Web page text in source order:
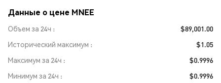
Данные о цене MNEE
Объем за 24ч
$89,001.00
Исторический максимум
$1.05
Максимум за 24ч
$0.9996
Минимум за 24ч
$0.9996